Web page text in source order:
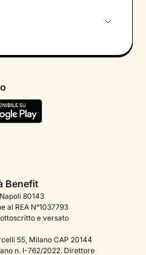
Benefit
80143
al REA N°1037793
e versato
55, Milano CAP 20144
n. I-762/2022. Direttore